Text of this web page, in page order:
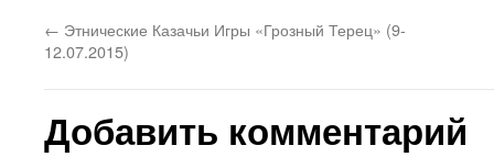
← Этнические Казачьи Игры «Грозный Терец» (9-
12.07.2015)
Добавить комментарий